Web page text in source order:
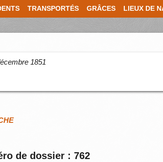
TRANSPORTÉS GRÂCES LIEUX DE
1851
de dossier : 762